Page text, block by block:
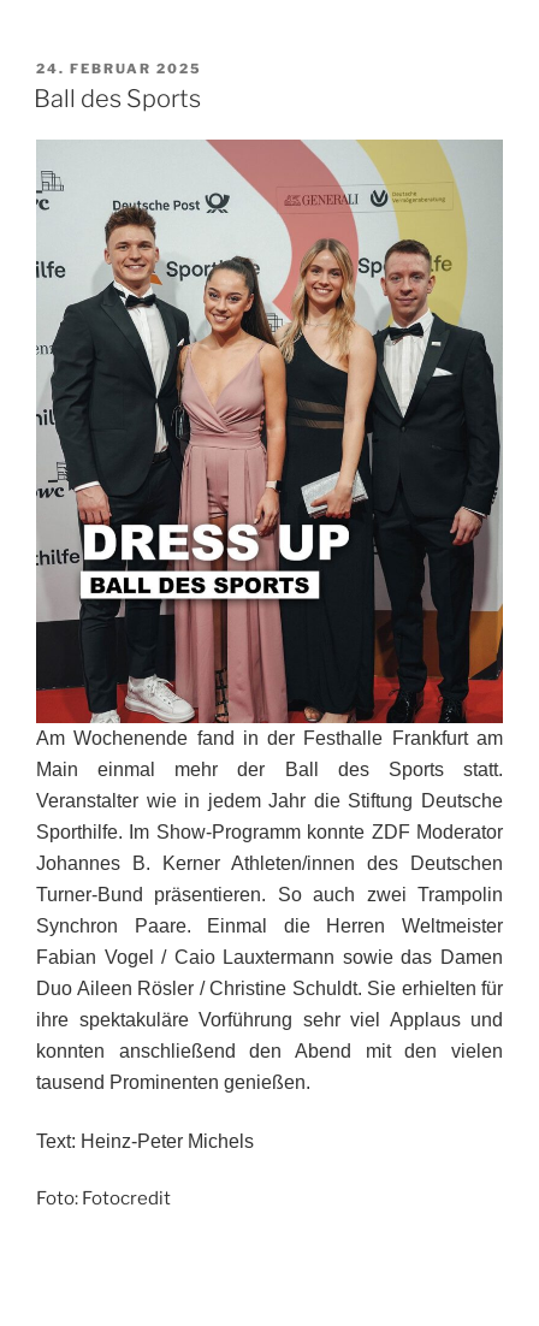
VERÖFFENTLICHT
AM
24. FEBRUAR 2025
Ball des Sports
Am Wochenende fand in der Festhalle Frankfurt am
Main einmal mehr der Ball des Sports statt.
Veranstalter wie in jedem Jahr die Stiftung Deutsche
Sporthilfe. Im Show-Programm konnte ZDF Moderator
Johannes B. Kerner Athleten/innen des Deutschen
Turner-Bund präsentieren. So auch zwei Trampolin
Synchron Paare. Einmal die Herren Weltmeister
Fabian Vogel / Caio Lauxtermann sowie das Damen
Duo Aileen Rösler / Christine Schuldt. Sie erhielten für
ihre spektakuläre Vorführung sehr viel Applaus und
konnten anschließend den Abend mit den vielen
tausend Prominenten genießen.
Text: Heinz-Peter Michels
Foto: Fotocredit